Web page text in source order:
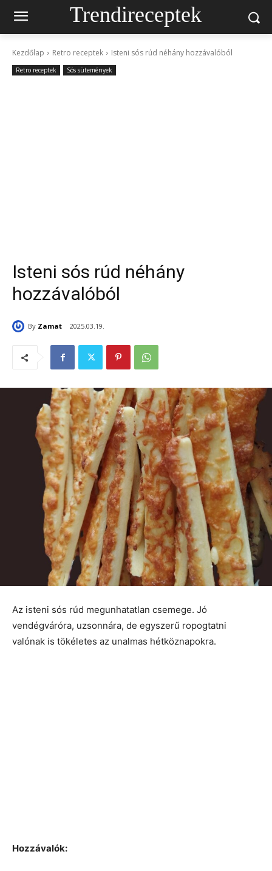
Trendireceptek
Kezdőlap Retro receptek Isteni sós rúd néhány hozzávalóból
Retro receptek Sós sütemények
Isteni sós rúd néhány
hozzávalóból
By Zamat 2025.03.19.
Az isteni sós rúd megunhatatlan csemege. Jó
vendégváróra, uzsonnára, de egyszerű ropogtatni
valónak is tökéletes az unalmas hétköznapokra.
Hozzávalók: